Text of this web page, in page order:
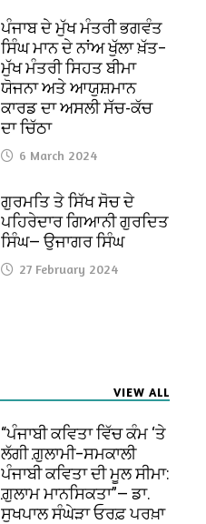
ਪੰਜਾਬ ਦੇ ਮੁੱਖ ਮੰਤਰੀ ਭਗਵੰਤ
ਸਿੰਘ ਮਾਨ ਦੇ ਨਾਂਅ ਖੁੱਲਾ ਖ਼ੱਤ–
ਮੁੱਖ ਮੰਤਰੀ ਸਿਹਤ ਬੀਮਾ
ਯੋਜਨਾ ਅਤੇ ਆਯੁਸ਼ਮਾਨ
ਕਾਰਡ ਦਾ ਅਸਲੀ ਸੱਚ-ਕੱਚ
ਦਾ ਚਿੱਠਾ
6 March 2024
ਗੁਰਮਤਿ ਤੇ ਸਿੱਖ ਸੋਚ ਦੇ
ਪਹਿਰੇਦਾਰ ਗਿਆਨੀ ਗੁਰਦਿਤ
ਸਿੰਘ— ਉਜਾਗਰ ਸਿੰਘ
27 February 2024
VIEW ALL
“ਪੰਜਾਬੀ ਕਵਿਤਾ ਵਿੱਚ ਕੰਮ ‘ਤੇ
ਲੱਗੀ ਗ਼ੁਲਾਮੀ–ਸਮਕਾਲੀ
ਪੰਜਾਬੀ ਕਵਿਤਾ ਦੀ ਮੂਲ ਸੀਮਾ:
ਗ਼ੁਲਾਮ ਮਾਨਸਿਕਤਾ”— ਡਾ.
ਸੁਖਪਾਲ ਸੰਘੇੜਾ ਓਰਫ਼ ਪਰਖ਼ਾ